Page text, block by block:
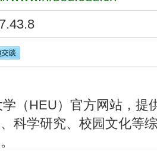
（HEU）官方网站，提
科学研究、校园文化等